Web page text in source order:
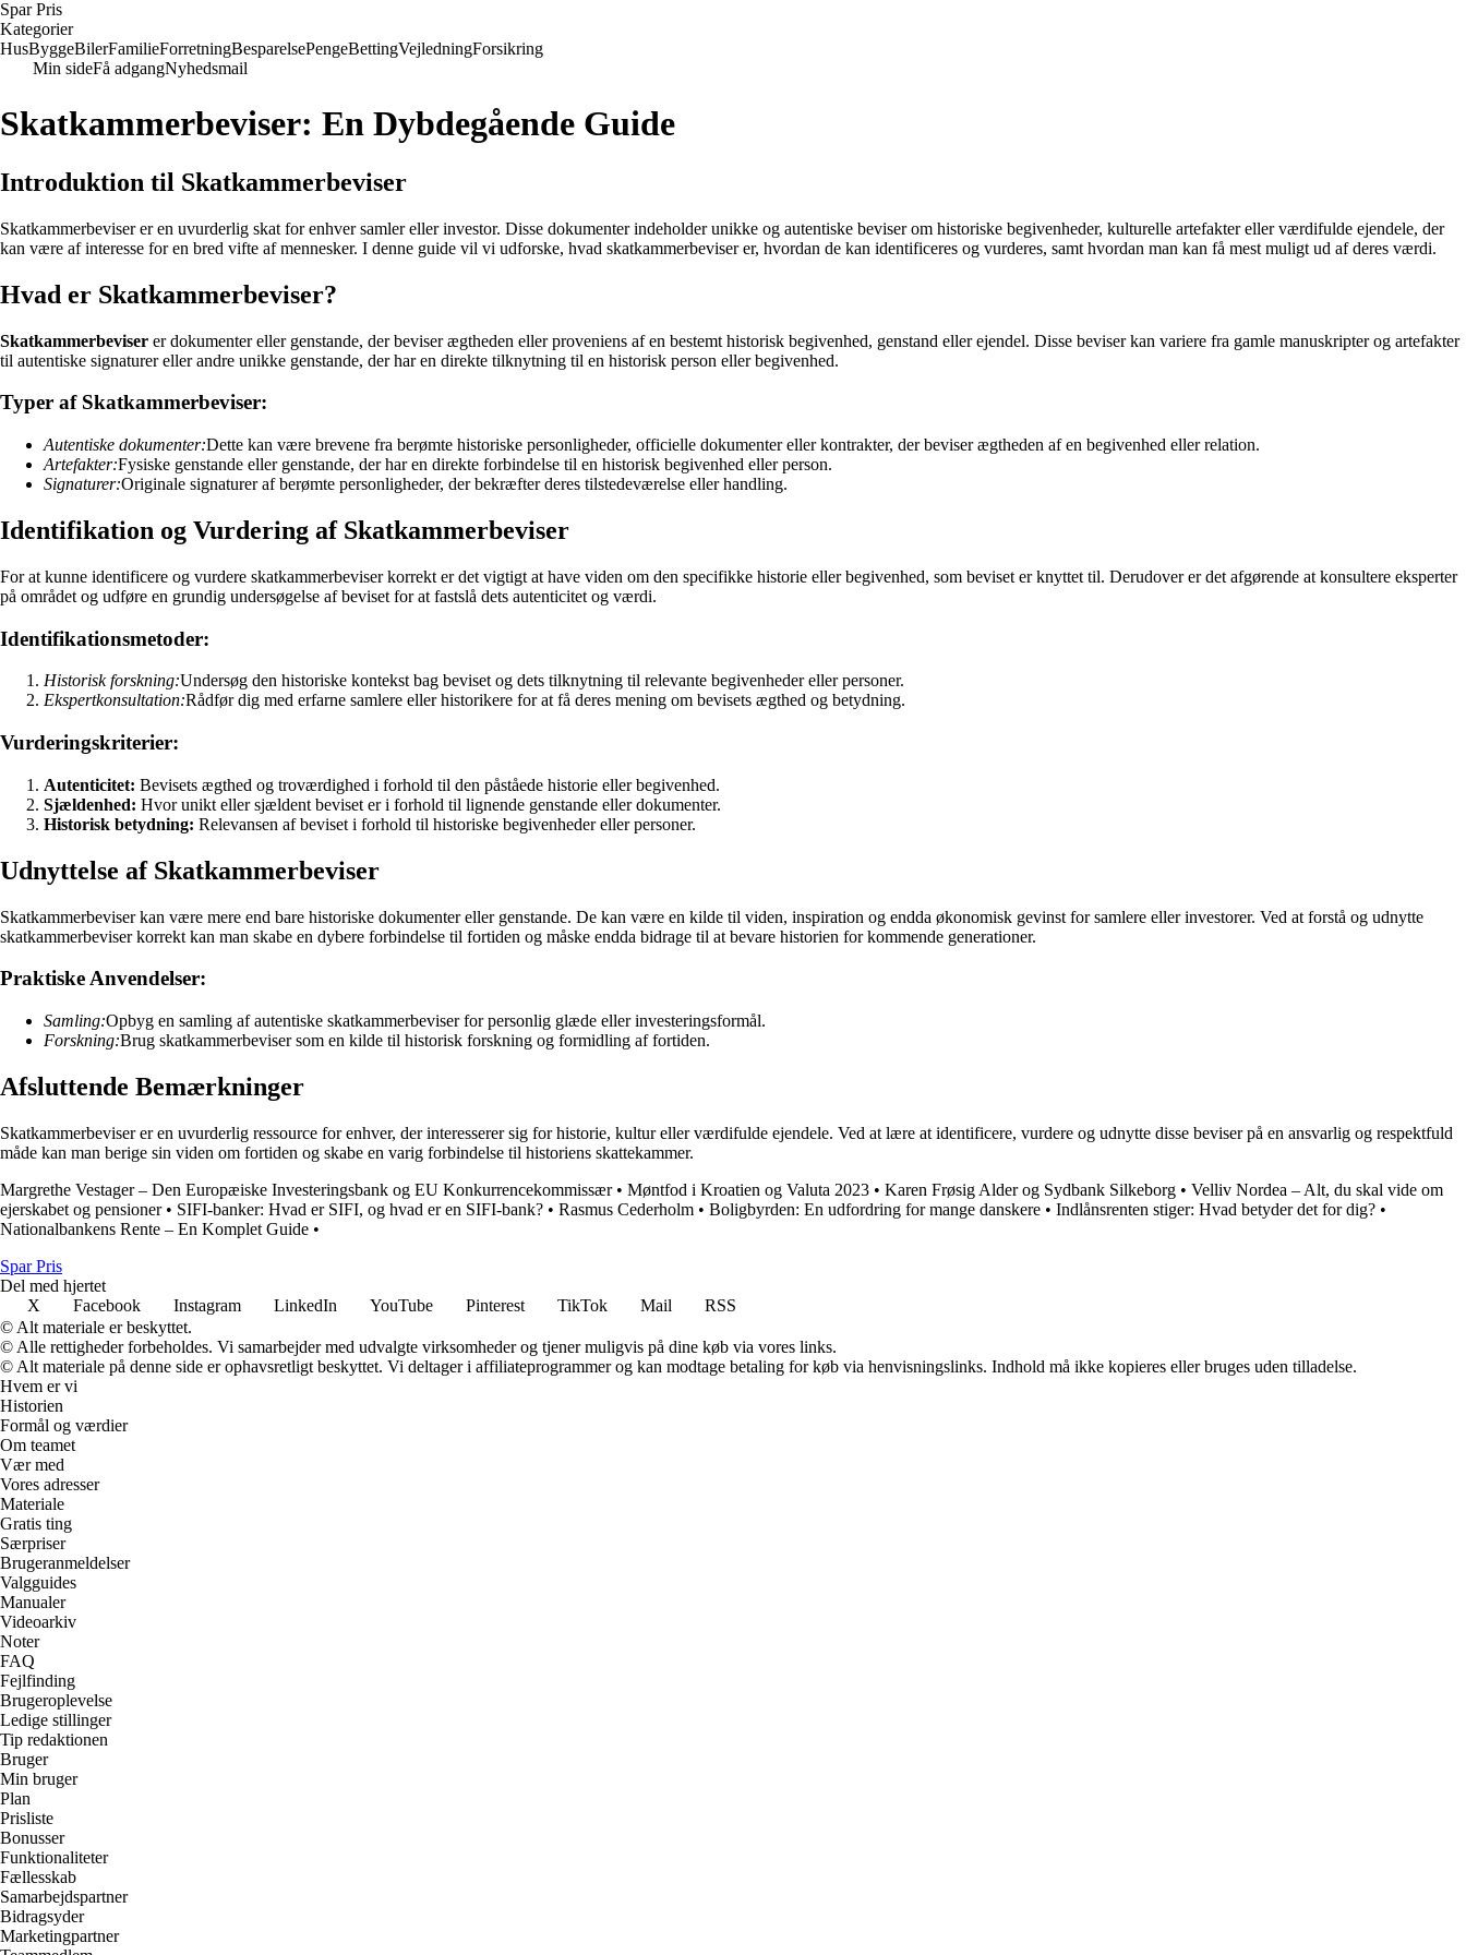
Spar Pris
Kategorier
HusByggeBilerFamilieForretningBesparelsePengeBettingVejledningForsikring
Min sideFå adgangNyhedsmail
Skatkammerbeviser: En Dybdegående Guide
Introduktion til Skatkammerbeviser
Skatkammerbeviser er en uvurderlig skat for enhver samler eller investor. Disse dokumenter indeholder unikke og autentiske beviser om historiske begivenheder, kulturelle artefakter eller værdifulde ejendele, der
kan være af interesse for en bred vifte af mennesker. I denne guide vil vi udforske, hvad skatkammerbeviser er, hvordan de kan identificeres og vurderes, samt hvordan man kan få mest muligt ud af deres værdi.
Hvad er Skatkammerbeviser?
Skatkammerbeviser er dokumenter eller genstande, der beviser ægtheden eller proveniens af en bestemt historisk begivenhed, genstand eller ejendel. Disse beviser kan variere fra gamle manuskripter og artefakter
til autentiske signaturer eller andre unikke genstande, der har en direkte tilknytning til en historisk person eller begivenhed.
Typer af Skatkammerbeviser:
Autentiske dokumenter:Dette kan være brevene fra berømte historiske personligheder, officielle dokumenter eller kontrakter, der beviser ægtheden af en begivenhed eller relation.
Artefakter:Fysiske genstande eller genstande, der har en direkte forbindelse til en historisk begivenhed eller person.
Signaturer:Originale signaturer af berømte personligheder, der bekræfter deres tilstedeværelse eller handling.
Identifikation og Vurdering af Skatkammerbeviser
For at kunne identificere og vurdere skatkammerbeviser korrekt er det vigtigt at have viden om den specifikke historie eller begivenhed, som beviset er knyttet til. Derudover er det afgørende at konsultere eksperter
på området og udføre en grundig undersøgelse af beviset for at fastslå dets autenticitet og værdi.
Identifikationsmetoder:
Historisk forskning:Undersøg den historiske kontekst bag beviset og dets tilknytning til relevante begivenheder eller personer.
Ekspertkonsultation:Rådfør dig med erfarne samlere eller historikere for at få deres mening om bevisets ægthed og betydning.
Vurderingskriterier:
Autenticitet: Bevisets ægthed og troværdighed i forhold til den påståede historie eller begivenhed.
Sjældenhed: Hvor unikt eller sjældent beviset er i forhold til lignende genstande eller dokumenter.
Historisk betydning: Relevansen af beviset i forhold til historiske begivenheder eller personer.
Udnyttelse af Skatkammerbeviser
Skatkammerbeviser kan være mere end bare historiske dokumenter eller genstande. De kan være en kilde til viden, inspiration og endda økonomisk gevinst for samlere eller investorer. Ved at forstå og udnytte
skatkammerbeviser korrekt kan man skabe en dybere forbindelse til fortiden og måske endda bidrage til at bevare historien for kommende generationer.
Praktiske Anvendelser:
Samling:Opbyg en samling af autentiske skatkammerbeviser for personlig glæde eller investeringsformål.
Forskning:Brug skatkammerbeviser som en kilde til historisk forskning og formidling af fortiden.
Afsluttende Bemærkninger
Skatkammerbeviser er en uvurderlig ressource for enhver, der interesserer sig for historie, kultur eller værdifulde ejendele. Ved at lære at identificere, vurdere og udnytte disse beviser på en ansvarlig og respektfuld
måde kan man berige sin viden om fortiden og skabe en varig forbindelse til historiens skattekammer.
Margrethe Vestager – Den Europæiske Investeringsbank og EU Konkurrencekommissær• Møntfod i Kroatien og Valuta 2023 • Karen Frøsig Alder og Sydbank Silkeborg • Velliv Nordea – Alt, du skal vide om
ejerskabet og pensioner• SIFI-banker: Hvad er SIFI, og hvad er en SIFI-bank? • Rasmus Cederholm • Boligbyrden: En udfordring for mange danskere • Indlånsrenten stiger: Hvad betyder det for dig? •
Nationalbankens Rente – En Komplet Guide •
Spar Pris
Del med hjertet
X
Facebook Instagram LinkedIn YouTube Pinterest TikTok Mail
RSS
© Alt materiale er beskyttet.
© Alle rettigheder forbeholdes. Vi samarbejder med udvalgte virksomheder og tjener muligvis på dine køb via vores links.
© Alt materiale på denne side er ophavsretligt beskyttet. Vi deltager i affiliateprogrammer og kan modtage betaling for køb via henvisningslinks. Indhold må ikke kopieres eller bruges uden tilladelse.
Hvem er vi
Historien
Formål og værdier
Om teamet
Vær med
Vores adresser
Materiale
Gratis ting
Særpriser
Brugeranmeldelser
Valgguides
Manualer
Videoarkiv
Noter
FAQ
Fejlfinding
Brugeroplevelse
Ledige stillinger
Tip redaktionen
Bruger
Min bruger
Plan
Prisliste
Bonusser
Funktionaliteter
Fællesskab
Samarbejdspartner
Bidragsyder
Marketingpartner